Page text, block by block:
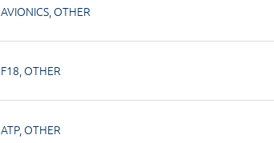
AVIONICS, OTHER
F18, OTHER
ATP, OTHER